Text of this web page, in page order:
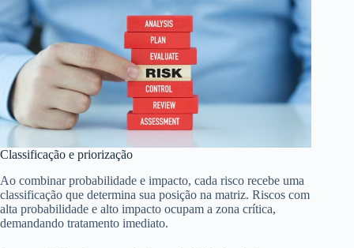
Classificação e priorização
Ao combinar probabilidade e impacto, cada risco recebe uma
classificação que determina sua posição na matriz. Riscos com
alta probabilidade e alto impacto ocupam a zona crítica,
demandando tratamento imediato.